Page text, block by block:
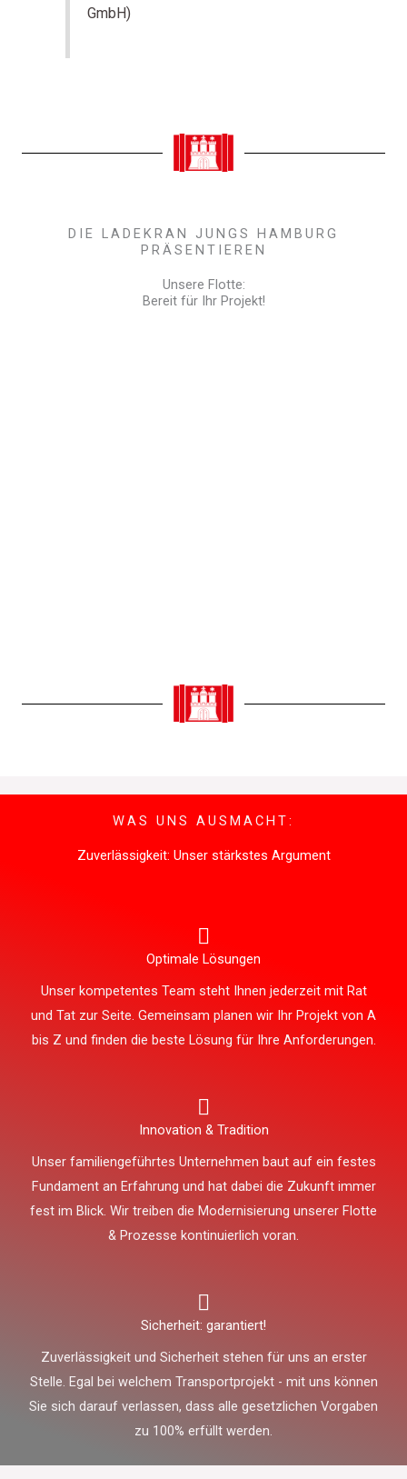
GmbH)
DIE LADEKRAN JUNGS HAMBURG
PRÄSENTIEREN
Unsere Flotte:
Bereit für Ihr Projekt!
WAS UNS AUSMACHT:
Zuverlässigkeit: Unser stärkstes Argument
Optimale Lösungen
Unser kompetentes Team steht Ihnen jederzeit mit Rat
und Tat zur Seite. Gemeinsam planen wir Ihr Projekt von A
bis Z und finden die beste Lösung für Ihre Anforderungen.
Innovation & Tradition
Unser familiengeführtes Unternehmen baut auf ein festes
Fundament an Erfahrung und hat dabei die Zukunft immer
fest im Blick. Wir treiben die Modernisierung unserer Flotte
& Prozesse kontinuierlich voran.
Sicherheit: garantiert!
Zuverlässigkeit und Sicherheit stehen für uns an erster
Stelle. Egal bei welchem Transportprojekt - mit uns können
Sie sich darauf verlassen, dass alle gesetzlichen Vorgaben
zu 100% erfüllt werden.